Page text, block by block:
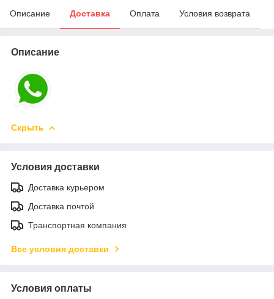
Описание Доставка Оплата Условия возврата
Описание
Скрыть
Условия доставки
Доставка курьером
Доставка почтой
Транспортная компания
Все условия доставки
Условия оплаты